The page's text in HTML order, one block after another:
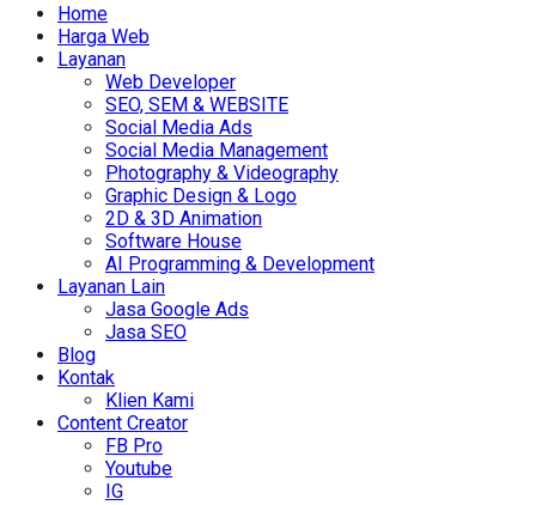
Home
Harga Web
Layanan
Web Developer
SEO, SEM & WEBSITE
Social Media Ads
Social Media Management
Photography & Videography
Graphic Design & Logo
2D & 3D Animation
Software House
AI Programming & Development
Layanan Lain
Jasa Google Ads
Jasa SEO
Blog
Kontak
Klien Kami
Content Creator
FB Pro
Youtube
IG